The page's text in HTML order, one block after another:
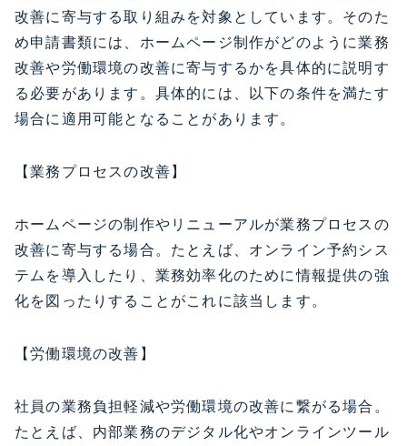
改善に寄与する取り組みを対象としています。そのた
め申請書類には、ホームページ制作がどのように業務
改善や労働環境の改善に寄与するかを具体的に説明す
る必要があります。具体的には、以下の条件を満たす
場合に適用可能となることがあります。
【業務プロセスの改善】
ホームページの制作やリニューアルが業務プロセスの
改善に寄与する場合。たとえば、オンライン予約シス
テムを導入したり、業務効率化のために情報提供の強
化を図ったりすることがこれに該当します。
【労働環境の改善】
社員の業務負担軽減や労働環境の改善に繋がる場合。
たとえば、内部業務のデジタル化やオンラインツール